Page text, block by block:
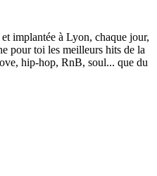
implantée à Lyon, chaque jour,
pour toi les meilleurs hits de la
hip-hop, RnB, soul... que du